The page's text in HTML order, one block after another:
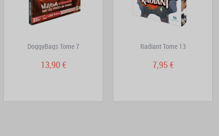
DoggyBags Tome 7
13,90 €
Radiant Tome 13
7,95 €